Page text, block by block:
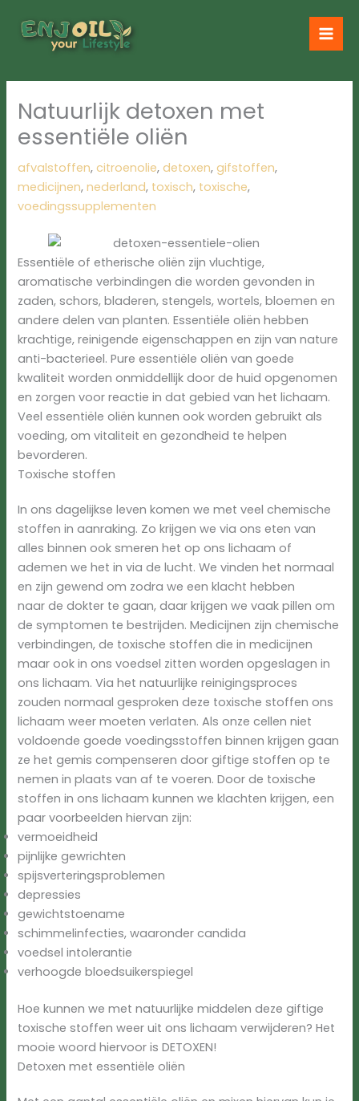
naar
Natuurlijk detoxen met
essentiële oliën
afvalstoffen,citroenolie,detoxen,gifstoffen,
medicijnen,nederland, toxisch, toxische,
voedingssupplementen
Essentiële of etherische oliën zijn vluchtige,
aromatische verbindingen die worden gevonden in
zaden, schors, bladeren, stengels, wortels, bloemen en
andere delen van planten. Essentiële oliën hebben
krachtige, reinigende eigenschappen en zijn van nature
anti-bacterieel. Pure essentiële oliën van goede
kwaliteit worden onmiddellijk door de huid opgenomen
en zorgen voor reactie in dat gebied van het lichaam.
Veel essentiële oliën kunnen ook worden gebruikt als
voeding, om vitaliteit en gezondheid te helpen
bevorderen.
Toxische stoffen
In ons dagelijkse leven komen we met veel chemische
stoffen in aanraking. Zo krijgen we via ons eten van
alles binnen ook smeren het op ons lichaam of
ademen we het in via de lucht. We vinden het normaal
en zijn gewend om zodra we een klacht hebben
naar de dokter te gaan, daar krijgen we vaak pillen om
de symptomen te bestrijden. Medicijnen zijn chemische
verbindingen, de toxische stoffen die in medicijnen
maar ook in ons voedsel zitten worden opgeslagen in
ons lichaam. Via het natuurlijke reinigingsproces
zouden normaal gesproken deze toxische stoffen ons
lichaam weer moeten verlaten. Als onze cellen niet
voldoende goede voedingsstoffen binnen krijgen gaan
ze het gemis compenseren door giftige stoffen op te
nemen in plaats van af te voeren. Door de toxische
stoffen in ons lichaam kunnen we klachten krijgen, een
paar voorbeelden hiervan zijn:
vermoeidheid
pijnlijke gewrichten
spijsverteringsproblemen
depressies
gewichtstoename
schimmelinfecties, waaronder candida
voedsel intolerantie
verhoogde bloedsuikerspiegel
Hoe kunnen we met natuurlijke middelen deze giftige
toxische stoffen weer uit ons lichaam verwijderen? Het
mooie woord hiervoor is DETOXEN!
Detoxen met essentiële oliën